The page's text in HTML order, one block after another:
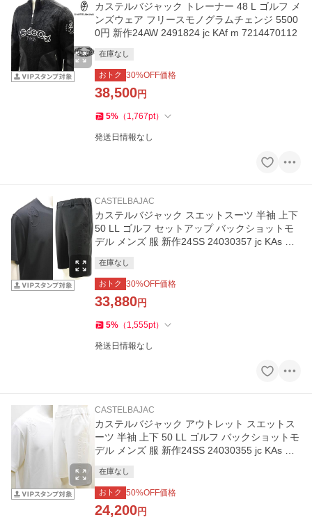
カステルバジャック トレーナー 48 L ゴルフ メ
ンズウェア フリースモノグラムチェンジ 5500
0円 新作24AW 2491824 jc KAf m 7214470112
在庫なし
おトク 30%OFF価格
38,500円
5% （ 1,767pt）
発送日情報なし
CASTELBAJAC
カステルバジャック スエットスーツ 半袖 上下
50 LL ゴルフ セットアップ バックショットモ
デル メンズ 服 新作24SS 24030357 jc KAs m
在庫なし
おトク 30%OFF価格
33,880円
5% （ 1,555pt）
発送日情報なし
CASTELBAJAC
カステルバジャック アウトレット スエットス
ーツ 半袖 上下 50 LL ゴルフ バックショットモ
デル メンズ 服 新作24SS 24030355 jc KAs m
在庫なし
おトク 50%OFF価格
24,200円